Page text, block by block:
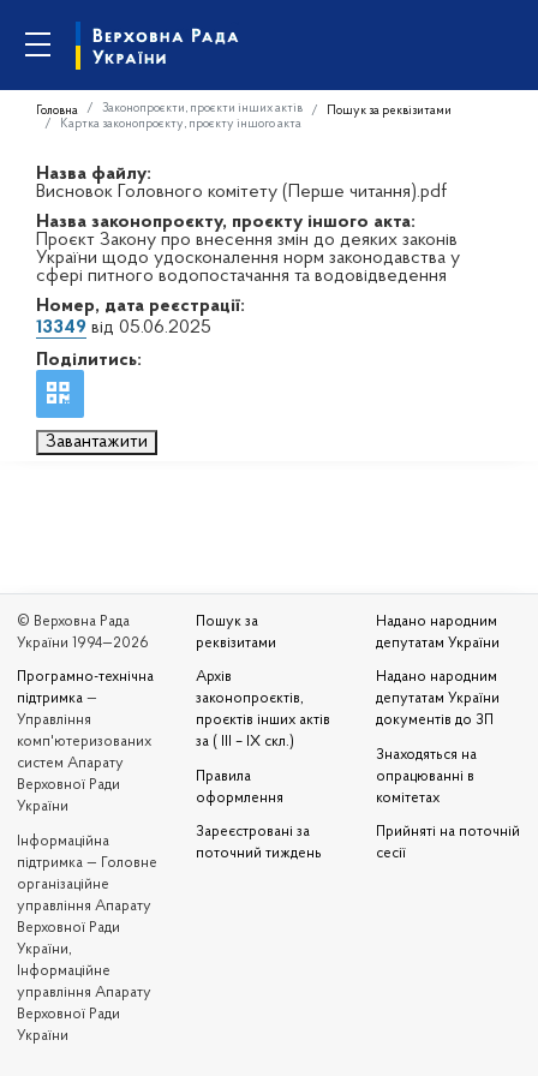
Головна Законопроєкти, проєкти інших актів
Пошук за реквізитами
Картка законопроєкту, проєкту іншого акта
Назва файлу:
Висновок Головного комітету (Перше читання).pdf
Назва законопроєкту, проєкту іншого акта:
Проєкт Закону про внесення змін до деяких законів
України щодо удосконалення норм законодавства у
сфері питного водопостачання та водовідведення
Номер, дата реєстрації:
13349 від 05.06.2025
Поділитись:
Завантажити
© Верховна Рада
України 1994—2026
Програмно-технічна
підтримка —
Управління
комп'ютеризованих
систем Апарату
Верховної Ради
України
Iнформаційна
підтримка — Головне
організаційне
управління Апарату
Верховної Ради
України,
Інформаційне
управління Апарату
Верховної Ради
України
Пошук за
реквізитами
Архів
законопроєктів,
проєктів інших актів
за ( III – IX скл.)
Правила
оформлення
Зареєстровані за
поточний тиждень
Надано народним
депутатам України
Надано народним
депутатам України
документів до ЗП
Знаходяться на
опрацюванні в
комітетах
Прийняті на поточній
сесії